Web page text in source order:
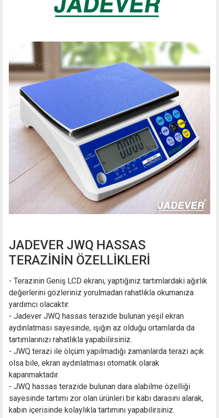
JADEVER JWQ HASSAS
TERAZİNİN ÖZELLİKLERİ
- Terazinin Geniş LCD ekranı, yaptığınız tartımlardaki ağırlık
değerlerini gözleriniz yorulmadan rahatlıkla okumanıza
yardımcı olacaktır.
- Jadever JWQ hassas terazide bulunan yeşil ekran
aydınlatması sayesinde, ışığın az olduğu ortamlarda da
tartımlarınızı rahatlıkla yapabilirsiniz.
- JWQ terazi ile ölçüm yapılmadığı zamanlarda terazi açık
olsa bile, ekran aydınlatması otomatik olarak
kapanmaktadır.
- JWQ hassas terazide bulunan dara alabilme özelliği
sayesinde tartımı zor olan ürünleri bir kabı darasını alarak,
kabın içerisinde kolaylıkla tartımını yapabilirsiniz.